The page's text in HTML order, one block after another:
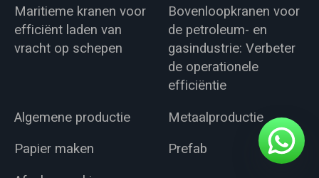
Maritieme kranen voor
efficiënt laden van
vracht op schepen
Bovenloopkranen voor
de petroleum- en
gasindustrie: Verbeter
de operationele
efficiëntie
Algemene productie
Metaalproductie
Papier maken
Prefab